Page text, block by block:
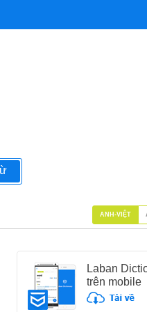
Laban
trên mobile
ANH-VIỆT